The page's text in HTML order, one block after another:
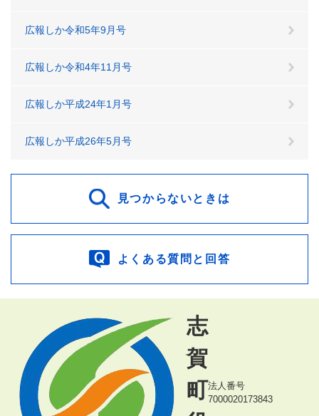
広報しか令和5年9月号
広報しか令和4年11月号
広報しか平成24年1月号
広報しか平成26年5月号
見つからないときは
よくある質問と回答
志
賀
町法人番号
7000020173843